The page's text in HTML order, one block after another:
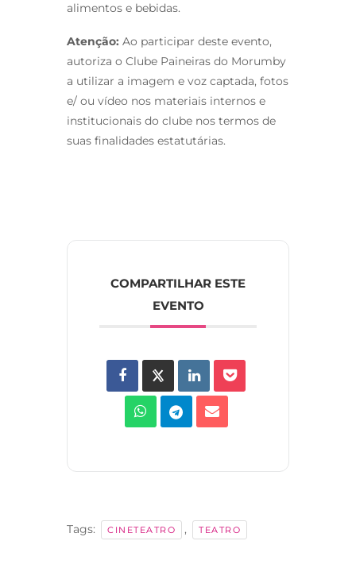
alimentos e bebidas.
Atenção: Ao participar deste evento,
autoriza o Clube Paineiras do Morumby
a utilizar a imagem e voz captada, fotos
e/ ou vídeo nos materiais internos e
institucionais do clube nos termos de
suas finalidades estatutárias.
COMPARTILHAR ESTE
EVENTO
Tags: CINETEATRO , TEATRO